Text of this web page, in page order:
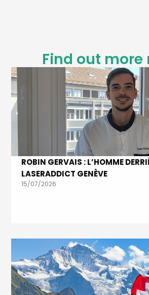
Find out more
ROBIN GERVAIS : L’HOMME
LASERADDICT GENÈVE
15/07/2026